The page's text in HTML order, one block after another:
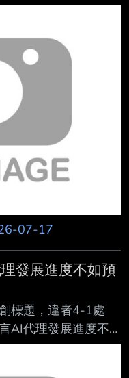
後 原文連結： 網址
news/66852
天新聞 2026/07/17
吳佩樺 原文內容：
推出「最強AI模
過，相較於競爭 對
07-17
發展進度不如預
標題，違者4-1處
AI代理發展進度不
益3到6個月後才會